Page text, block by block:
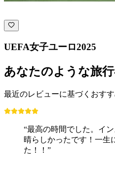
UEFA女子ユーロ2025
あなたのような旅
最近のレビューに基づくおす
“最高の時間でした。イ
晴らしかったです！一生
た！！”